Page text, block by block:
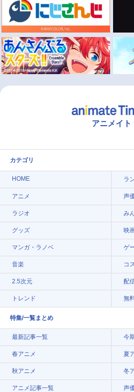
アニメイト
カテゴリ
HOME ラ
アニメ 声
ラジオ み
グッズ 映
マンガ・ラノベ ゲ
音楽 コ
2.5次元 配
トレンド 無
特集/一覧まとめ
最新記事一覧 今
春アニメ 夏
秋アニメ 冬
アニメ記事一覧 声